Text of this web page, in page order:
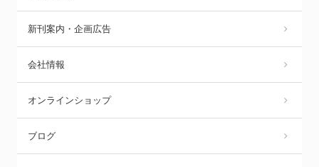
新刊案内・企画広告
会社情報
オンラインショップ
ブログ